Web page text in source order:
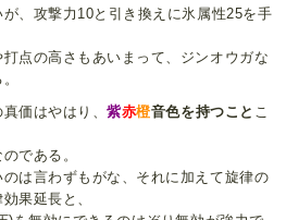
、攻撃力10と引き換えに氷属性25を手
点の高さもあいまって、ジンオウガな
真価はやはり、紫赤橙音色を持つこと こ
である。
は言わずもがな、それに加えて旋律の
果延長と、